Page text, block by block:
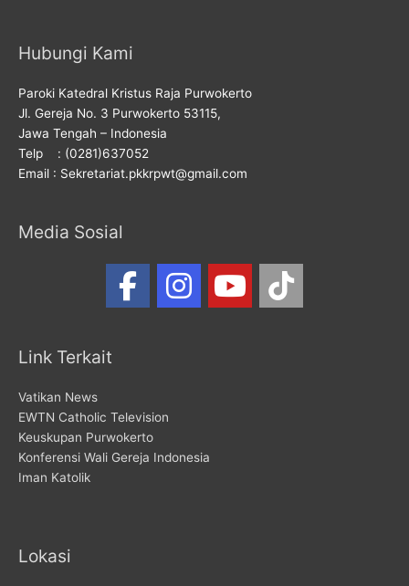
Hubungi Kami
Paroki Katedral Kristus Raja Purwokerto
Jl. Gereja No. 3 Purwokerto 53115,
Jawa Tengah – Indonesia
Telp : (0281)637052
Email : Sekretariat.pkkrpwt@gmail.com
Media Sosial
Link Terkait
Vatikan News
EWTN Catholic Television
Keuskupan Purwokerto
Konferensi Wali Gereja Indonesia
Iman Katolik
Lokasi